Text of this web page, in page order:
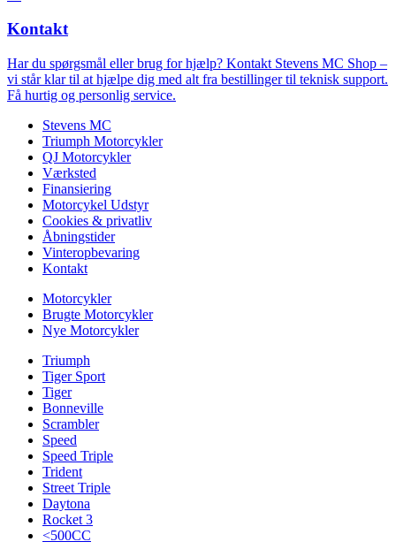
Kontakt
Har du spørgsmål eller brug for hjælp? Kontakt Stevens MC Shop –
vi står klar til at hjælpe dig med alt fra bestillinger til teknisk support.
Få hurtig og personlig service.
Stevens MC
Triumph Motorcykler
QJ Motorcykler
Værksted
Finansiering
Motorcykel Udstyr
Cookies & privatliv
Åbningstider
Vinteropbevaring
Kontakt
Motorcykler
Brugte Motorcykler
Nye Motorcykler
Triumph
Tiger Sport
Tiger
Bonneville
Scrambler
Speed
Speed Triple
Trident
Street Triple
Daytona
Rocket 3
<500CC